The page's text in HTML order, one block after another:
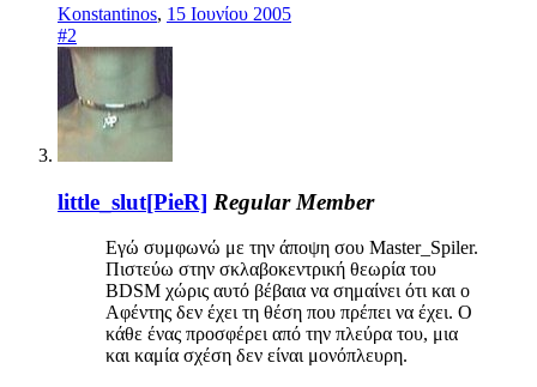
Konstantinos, 15 Ιουνίου 2005
#2
little_slut[PieR] Regular Member
Εγώ συμφωνώ με την άποψη σου Master_Spiler.
Πιστεύω στην σκλαβοκεντρική θεωρία του
BDSM χώρις αυτό βέβαια να σημαίνει ότι και ο
Αφέντης δεν έχει τη θέση που πρέπει να έχει. Ο
κάθε ένας προσφέρει από την πλεύρα του, μια
και καμία σχέση δεν είναι μονόπλευρη.